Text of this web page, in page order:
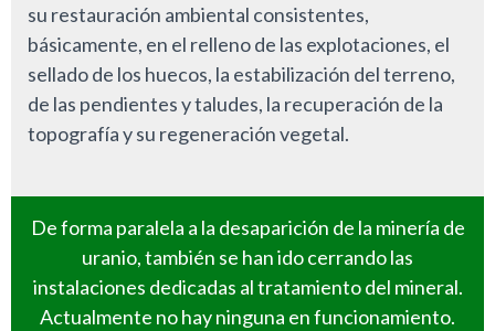
su restauración ambiental consistentes,
básicamente, en el relleno de las explotaciones, el
sellado de los huecos, la estabilización del terreno,
de las pendientes y taludes, la recuperación de la
topografía y su regeneración vegetal.
De forma paralela a la desaparición de la minería de
uranio, también se han ido cerrando las
instalaciones dedicadas al tratamiento del mineral.
Actualmente no hay ninguna en funcionamiento.